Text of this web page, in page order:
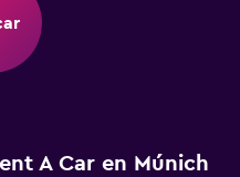
A Car en Múnich